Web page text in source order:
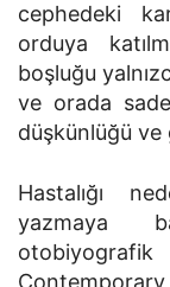
cephedeki
orduya
boşluğu
ve orada
düşkünlüğü ve
Hastalığı
yazmaya